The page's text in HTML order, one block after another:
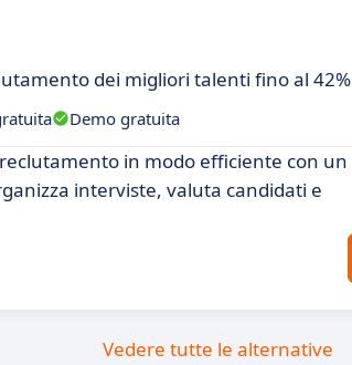
dei migliori talenti fino al
Demo gratuita
in modo efficiente con un
interviste, valuta candidati e
Vedere tutte le alternative